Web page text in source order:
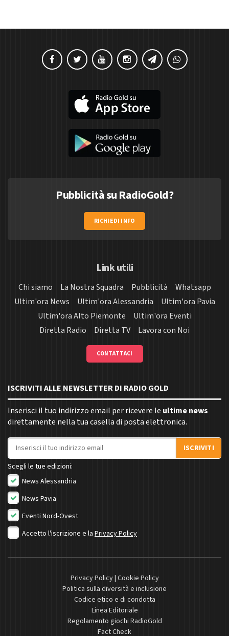
Pubblicità su RadioGold?
RICHIEDI INFO
Link utili
Chi siamo La Nostra Squadra Pubblicità
Whatsapp
Ultim'ora News
Ultim'ora Alessandria
Ultim'ora Pavia
Ultim'ora Alto Piemonte
Ultim'ora Eventi
Diretta Radio
Diretta TV Lavora con Noi
CONTATTACI
ISCRIVITI ALLE NEWSLETTER DI RADIO GOLD
Inserisci il tuo indirizzo email per ricevere le ultime news
direttamente nella tua casella di posta elettronica.
Indirizzo email
ISCRIVITI
Scegli le tue edizioni:
News Alessandria
News Pavia
Eventi Nord-Ovest
Accetto l'iscrizione e la Privacy Policy
Privacy Policy| Cookie Policy
Politica sulla diversità e inclusione
Codice etico e di condotta
Linea Editoriale
Regolamento giochi RadioGold
Fact Check